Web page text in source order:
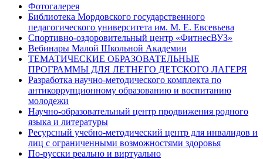
Фотогалерея
Библиотека Мордовского государственного
педагогического университета им. М. Е. Евсевьева
Спортивно-оздоровительный центр «ФитнесВУЗ»
Вебинары Малой Школьной Академии
ТЕМАТИЧЕСКИЕ ОБРАЗОВАТЕЛЬНЫЕ
ПРОГРАММЫ ДЛЯ ЛЕТНЕГО ДЕТСКОГО ЛАГЕРЯ
Разработка научно-методического комплекта по
антикоррупционному образованию и воспитанию
молодежи
Научно-образовательный центр продвижения родного
языка и литературы
Ресурсный учебно-методический центр для инвалидов и
лиц с ограниченными возможностями здоровья
По-русски реально и виртуально